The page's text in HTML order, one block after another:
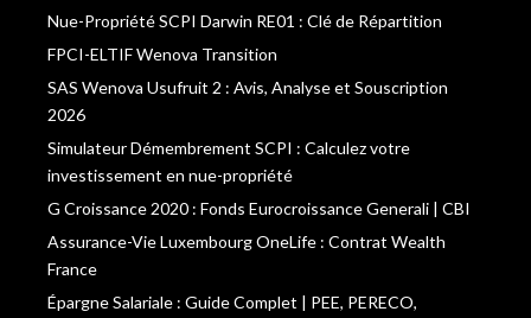
Nue-Propriété SCPI Darwin RE01 : Clé de Répartition
FPCI-ELTIF Wenova Transition
SAS Wenova Usufruit 2 : Avis, Analyse et Souscription
2026
Simulateur Démembrement SCPI : Calculez votre
investissement en nue-propriété
G Croissance 2020 : Fonds Eurocroissance Generali | CBI
Assurance-Vie Luxembourg OneLife : Contrat Wealth
France
Épargne Salariale : Guide Complet | PEE, PERECO,